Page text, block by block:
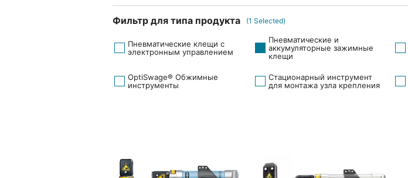
Фильтр для типа продукта (1 Selected)
Пневматические клещи с
электронным управлением
Пневматические и
аккумуляторные зажимные
клещи
OptiSwage® Обжимные
инструменты
Стационарный инструмент
для монтажа узла крепления